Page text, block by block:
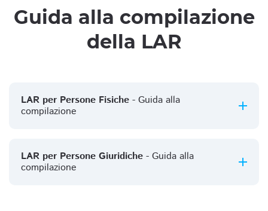
Guida alla compilazione
della LAR
LAR per Persone Fisiche - Guida alla
compilazione
LAR per Persone Giuridiche - Guida alla
compilazione